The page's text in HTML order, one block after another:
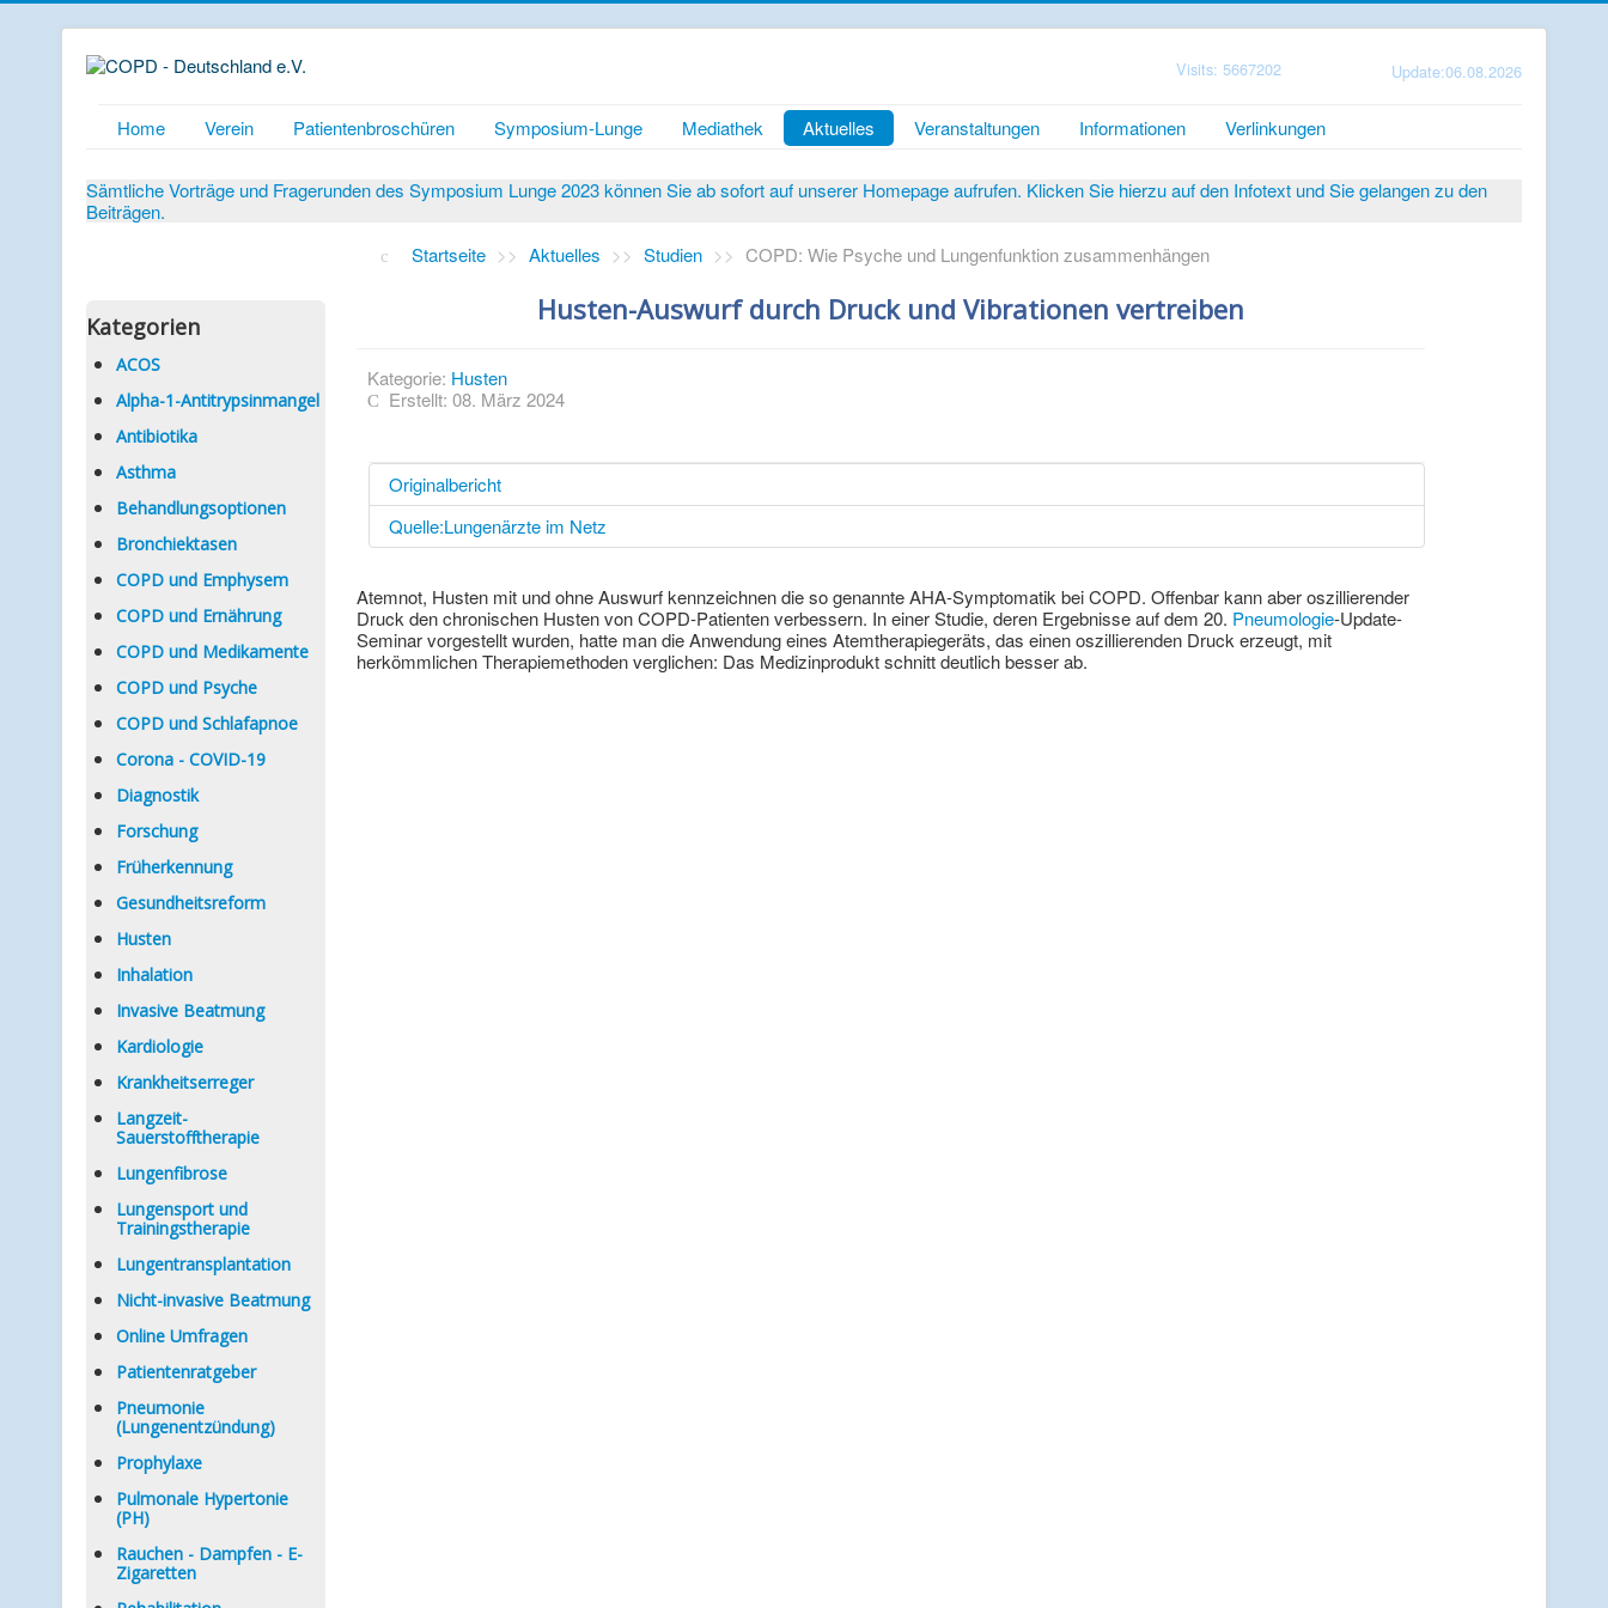
Visits: 5667202 Update:06.08.2026
Home Verein Patientenbroschüren Symposium-Lunge Mediathek Aktuelles Veranstaltungen Informationen Verlinkungen
Sämtliche Vorträge und Fragerunden des Symposium Lunge 2023 können Sie ab sofort auf unserer Homepage aufrufen. Klicken Sie hierzu auf den Infotext und Sie gelangen zu den
Beiträgen.
Kategorien
ACOS
Alpha-1-Antitrypsinmangel
Antibiotika
Asthma
Behandlungsoptionen
Bronchiektasen
COPD und Emphysem
COPD und Ernährung
COPD und Medikamente
COPD und Psyche
COPD und Schlafapnoe
Corona - COVID-19
Diagnostik
Forschung
Früherkennung
Gesundheitsreform
Husten
Inhalation
Invasive Beatmung
Kardiologie
Krankheitserreger
Langzeit-
Sauerstofftherapie
Lungenfibrose
Lungensport und
Trainingstherapie
Lungentransplantation
Nicht-invasive Beatmung
Online Umfragen
Patientenratgeber
Pneumonie
(Lungenentzündung)
Prophylaxe
Pulmonale Hypertonie
(PH)
Rauchen - Dampfen - E-
Zigaretten
Startseite >> Aktuelles >> Studien >> COPD: Wie Psyche und Lungenfunktion zusammenhängen
Husten-Auswurf durch Druck und Vibrationen vertreiben
Kategorie: Husten
Erstellt: 08. März 2024
Originalbericht
Quelle:Lungenärzte im Netz
Atemnot, Husten mit und ohne Auswurf kennzeichnen die so genannte AHA-Symptomatik bei COPD. Offenbar kann aber oszillierender
Druck den chronischen Husten von COPD-Patienten verbessern. In einer Studie, deren Ergebnisse auf dem 20. Pneumologie-Update-
Seminar vorgestellt wurden, hatte man die Anwendung eines Atemtherapiegeräts, das einen oszillierenden Druck erzeugt, mit
herkömmlichen Therapiemethoden verglichen: Das Medizinprodukt schnitt deutlich besser ab.